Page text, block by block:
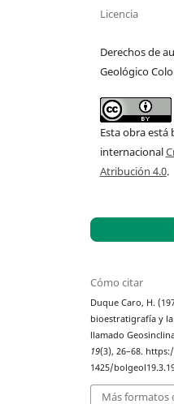
Licencia
Derechos de
Geológico
Esta obra está
internacional
Atribución 4.0.
Cómo citar
Duque Caro, H.
bioestratigrafía y
llamado
19(3), 26–68.
1425/
Más formatos